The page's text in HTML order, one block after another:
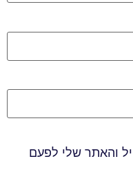
והאתר שלי לפעם